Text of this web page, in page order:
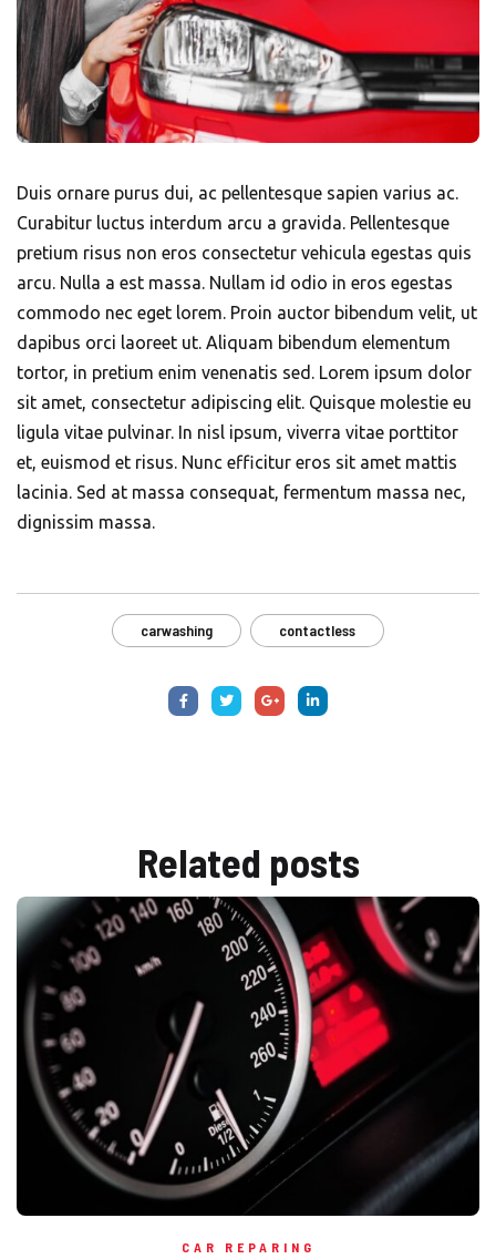
Duis ornare purus dui, ac pellentesque sapien varius ac.
Curabitur luctus interdum arcu a gravida. Pellentesque
pretium risus non eros consectetur vehicula egestas quis
arcu. Nulla a est massa. Nullam id odio in eros egestas
commodo nec eget lorem. Proin auctor bibendum velit, ut
dapibus orci laoreet ut. Aliquam bibendum elementum
tortor, in pretium enim venenatis sed. Lorem ipsum dolor
sit amet, consectetur adipiscing elit. Quisque molestie eu
ligula vitae pulvinar. In nisl ipsum, viverra vitae porttitor
et, euismod et risus. Nunc efficitur eros sit amet mattis
lacinia. Sed at massa consequat, fermentum massa nec,
dignissim massa.
carwashing contactless
Related posts
CAR REPARING